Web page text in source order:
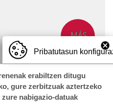
MÁS
Pribatutasun
erabiltzen ditugu
gure zerbitzuak aztertzeko
nabigazio-datuak